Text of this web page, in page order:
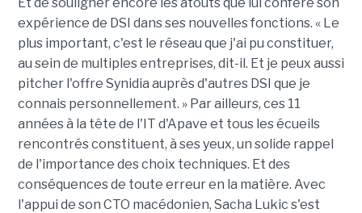
expérience de DSI dans ses nouvelles fonctions. « Le
plus important, c'est le réseau que j'ai pu constituer,
au sein de multiples entreprises, dit-il. Et je peux aussi
pitcher l'offre Synidia auprès d'autres DSI que je
connais personnellement. » Par ailleurs, ces 11
années à la tête de l'IT d'Apave et tous les écueils
rencontrés constituent, à ses yeux, un solide rappel
de l'importance des choix techniques. Et des
conséquences de toute erreur en la matière. Avec
l'appui de son CTO macédonien, Sacha Lukic s'est